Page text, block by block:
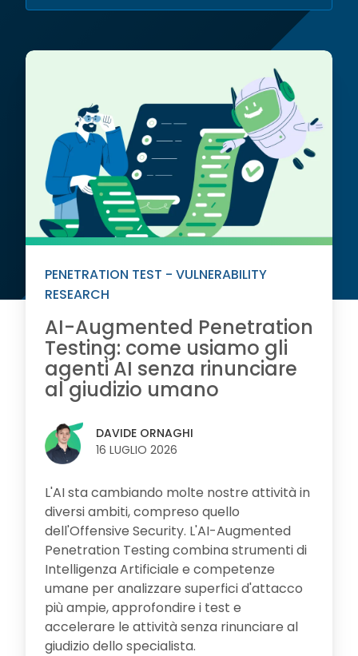
Articoli trovati:42
PENETRATION TEST - VULNERABILITY
RESEARCH
AI-Augmented Penetration
Testing: come usiamo gli
agenti AI senza rinunciare
al giudizio umano
DAVIDE ORNAGHI
16 LUGLIO 2026
L'AI sta cambiando molte nostre attività in
diversi ambiti, compreso quello
dell'Offensive Security. L'AI-Augmented
Penetration Testing combina strumenti di
Intelligenza Artificiale e competenze
umane per analizzare superfici d'attacco
più ampie, approfondire i test e
accelerare le attività senza rinunciare al
giudizio dello specialista.